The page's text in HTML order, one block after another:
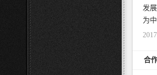
发
为
合